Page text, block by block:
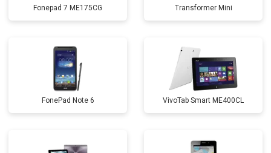
Fonepad 7 ME175CG Transformer Mini
FonePad Note 6 VivoTab Smart ME400CL